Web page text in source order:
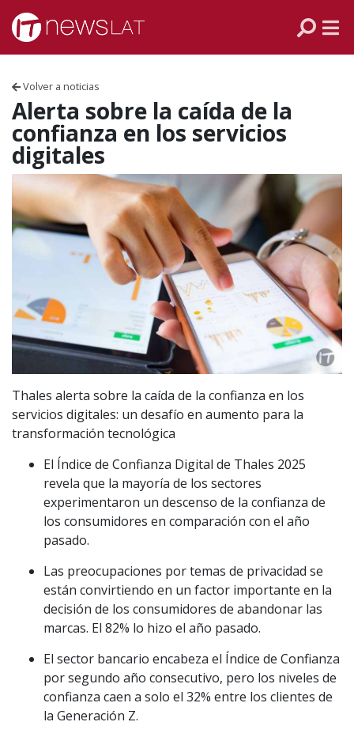
Skip to content
Volver a noticias
Alerta sobre la caída de la
confianza en los servicios
digitales
Thales alerta sobre la caída de la confianza en los
servicios digitales: un desafío en aumento para la
transformación tecnológica
El Índice de Confianza Digital de Thales 2025
revela que la mayoría de los sectores
experimentaron un descenso de la confianza de
los consumidores en comparación con el año
pasado.
Las preocupaciones por temas de privacidad se
están convirtiendo en un factor importante en la
decisión de los consumidores de abandonar las
marcas. El 82% lo hizo el año pasado.
El sector bancario encabeza el Índice de Confianza
por segundo año consecutivo, pero los niveles de
confianza caen a solo el 32% entre los clientes de
la Generación Z.
VENEZUELA
ECUADOR
PERÚ
CHILE
ARGENTINA
MÉXICO